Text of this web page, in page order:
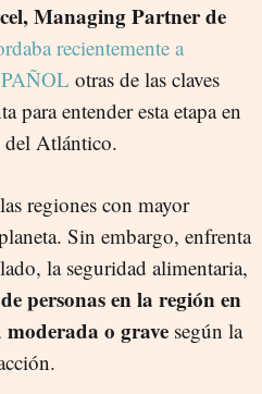
Managing Partner de
recientemente a
otras de las claves
para entender esta etapa en
del Atlántico.
regiones con mayor
Sin embargo, enfrenta
la seguridad alimentaria,
personas en la región en
o grave según la